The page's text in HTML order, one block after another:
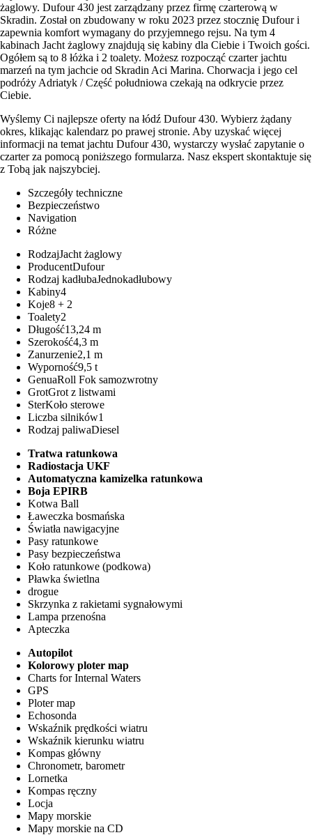
żaglowy. Dufour 430 jest zarządzany przez firmę czarterową w
Skradin. Został on zbudowany w roku 2023 przez stocznię Dufour i
zapewnia komfort wymagany do przyjemnego rejsu. Na tym 4
kabinach Jacht żaglowy znajdują się kabiny dla Ciebie i Twoich gości.
Ogółem są to 8 łóżka i 2 toalety. Możesz rozpocząć czarter jachtu
marzeń na tym jachcie od Skradin Aci Marina. Chorwacja i jego cel
podróży Adriatyk / Część południowa czekają na odkrycie przez
Ciebie.
Wyślemy Ci najlepsze oferty na łódź Dufour 430. Wybierz żądany
okres, klikając kalendarz po prawej stronie. Aby uzyskać więcej
informacji na temat jachtu Dufour 430, wystarczy wysłać zapytanie o
czarter za pomocą poniższego formularza. Nasz ekspert skontaktuje się
z Tobą jak najszybciej.
Szczegóły techniczne
Bezpieczeństwo
Navigation
Różne
RodzajJacht żaglowy
ProducentDufour
Rodzaj kadłubaJednokadłubowy
Kabiny4
Koje8 + 2
Toalety2
Długość13,24 m
Szerokość4,3 m
Zanurzenie2,1 m
Wyporność9,5 t
GenuaRoll Fok samozwrotny
GrotGrot z listwami
SterKoło sterowe
Liczba silników1
Rodzaj paliwaDiesel
Tratwa ratunkowa
Radiostacja UKF
Automatyczna kamizelka ratunkowa
Boja EPIRB
Kotwa Ball
Ławeczka bosmańska
Światła nawigacyjne
Pasy ratunkowe
Pasy bezpieczeństwa
Koło ratunkowe (podkowa)
Pławka świetlna
drogue
Skrzynka z rakietami sygnałowymi
Lampa przenośna
Apteczka
Autopilot
Kolorowy ploter map
Charts for Internal Waters
GPS
Ploter map
Echosonda
Wskaźnik prędkości wiatru
Wskaźnik kierunku wiatru
Kompas główny
Chronometr, barometr
Lornetka
Kompas ręczny
Locja
Mapy morskie
Mapy morskie na CD